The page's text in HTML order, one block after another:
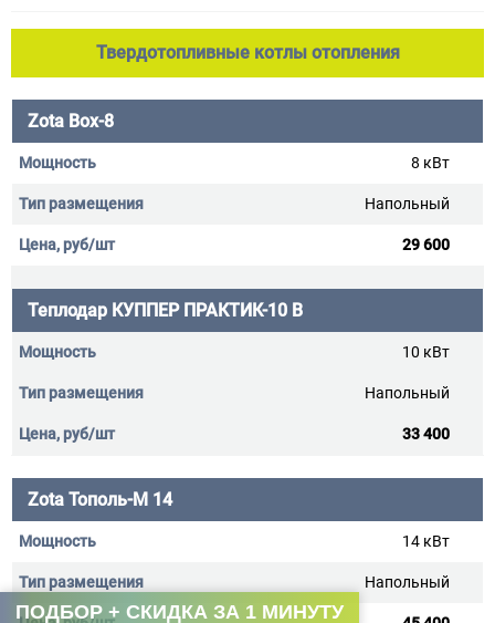
Твердотопливные котлы отопления
Zota Box-8
8 кВт
Напольный
29 600
Теплодар КУППЕР ПРАКТИК-10 В
10 кВт
Напольный
33 400
Zota Тополь-М 14
14 кВт
Напольный
ПОДБОР + СКИДКА ЗА 1 МИНУТУ